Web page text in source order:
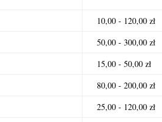
10,00 - 120,00 zł
50,00 - 300,00 zł
15,00 - 50,00 zł
80,00 - 200,00 zł
25,00 - 120,00 zł